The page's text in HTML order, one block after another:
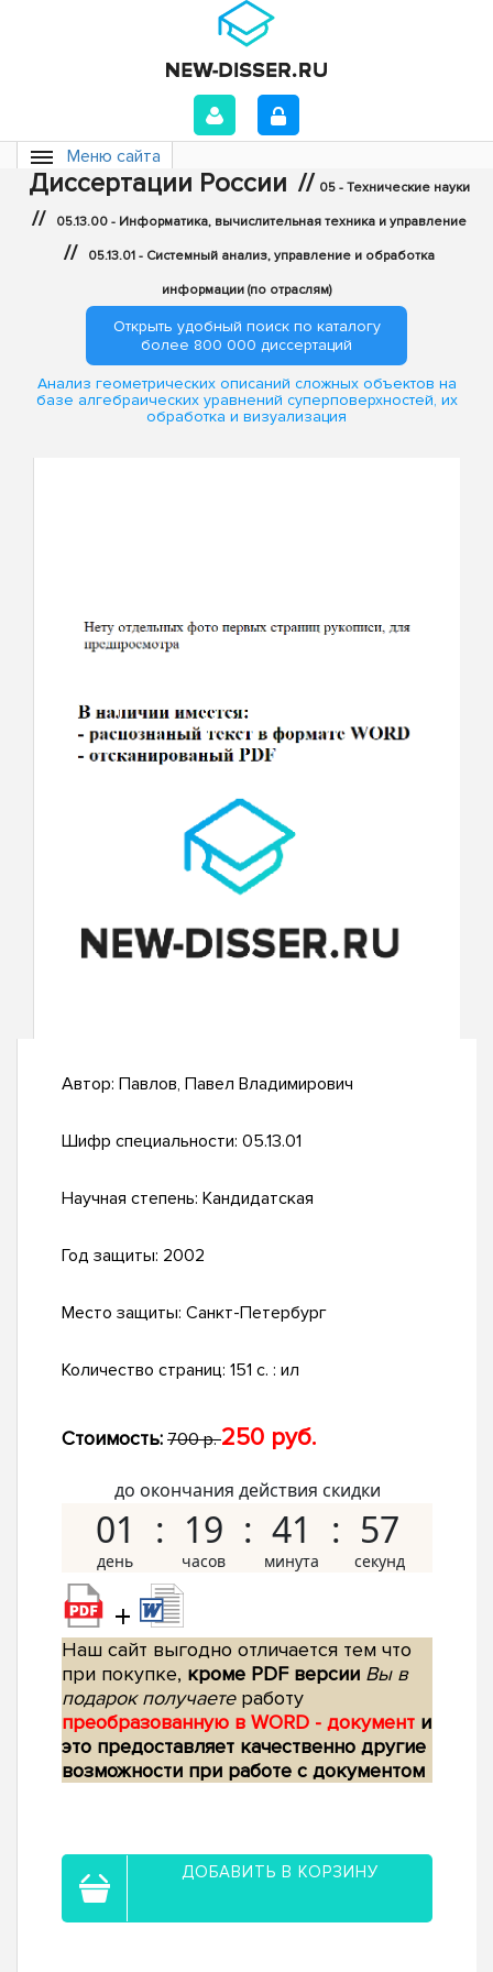
Меню сайта
Диссертации России // 05 - Технические науки
// 05.13.00 - Информатика, вычислительная техника и управление
// 05.13.01 - Системный анализ, управление и обработка
информации (по отраслям)
Открыть удобный поиск по каталогу
более 800 000 диссертаций
Анализ геометрических описаний сложных объектов на
базе алгебраических уравнений суперповерхностей, их
обработка и визуализация
Автор: Павлов, Павел Владимирович
Шифр специальности: 05.13.01
Научная степень: Кандидатская
Год защиты: 2002
Место защиты: Санкт-Петербург
Количество страниц: 151 с. : ил
Стоимость: 700 р.250 руб.
до окончания действия скидки
01 19 41 56
+
Наш сайт выгодно отличается тем что
при покупке, кроме PDF версии Вы в
подарок получаетеработу
преобразованную в WORD - документ и
это предоставляет качественно другие
возможности при работе с документом
ДОБАВИТЬ В КОРЗИНУ